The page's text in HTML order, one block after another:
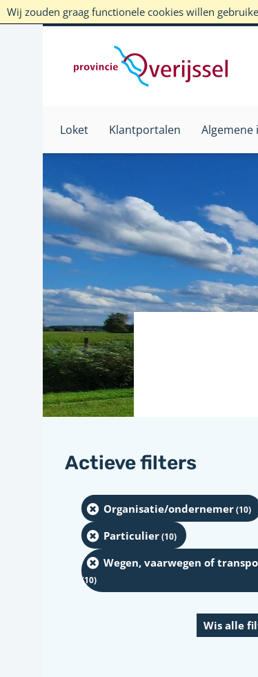
Wij zouden graag functionele cookies willen
Loket Klantportalen
Actieve filters
Organisatie/ondernemer(10)
Particulier(10)
Wegen, vaarwegen of
(10)